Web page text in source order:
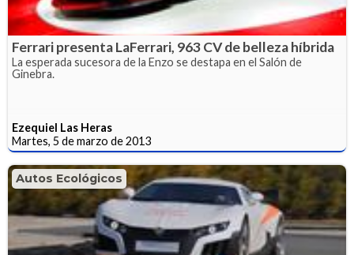
Ferrari presenta LaFerrari, 963 CV de belleza híbrida
La esperada sucesora de la Enzo se destapa en el Salón de
Ginebra.
Ezequiel Las Heras
Martes, 5 de marzo de 2013
Autos Ecológicos